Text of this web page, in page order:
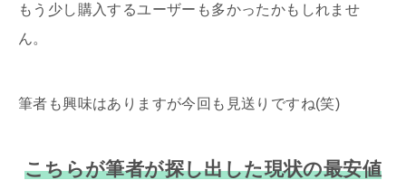
もう少し購入するユーザーも多かったかもしれませ
ん。
筆者も興味はありますが今回も見送りですね(笑)
こちらが筆者が探し出した現状の最安値